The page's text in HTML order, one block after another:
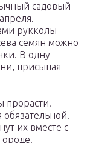
садовый
рукколы
семян можно
В одну
присыпая
прорасти.
обязательной.
их вместе с